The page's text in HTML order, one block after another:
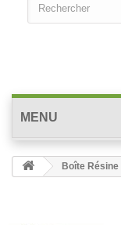
MENU
Boîte Résine